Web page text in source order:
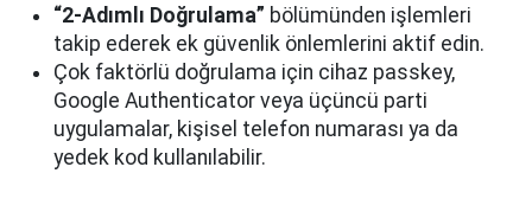
“2-Adımlı Doğrulama” bölümünden işlemleri
takip ederek ek güvenlik önlemlerini aktif edin.
Çok faktörlü doğrulama için cihaz passkey,
Google Authenticator veya üçüncü parti
uygulamalar, kişisel telefon numarası ya da
yedek kod kullanılabilir.